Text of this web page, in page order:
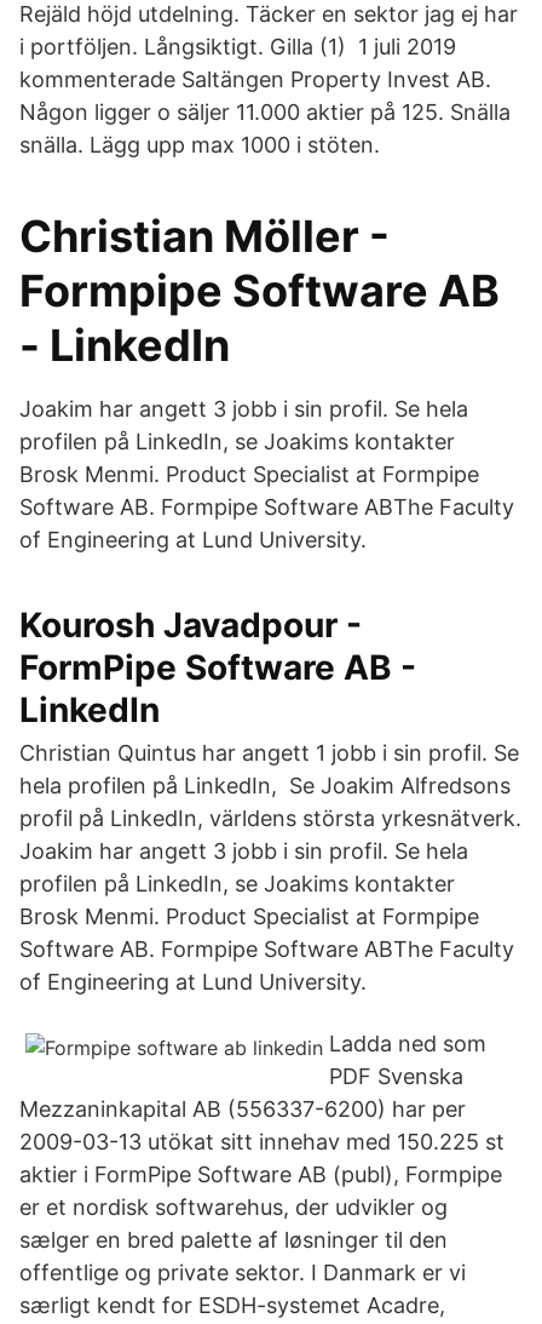
Rejäld höjd utdelning. Täcker en sektor jag ej har
i portföljen. Långsiktigt. Gilla (1) 1 juli 2019
kommenterade Saltängen Property Invest AB.
Någon ligger o säljer 11.000 aktier på 125. Snälla
snälla. Lägg upp max 1000 i stöten.
Christian Möller -
Formpipe Software AB
- LinkedIn
Joakim har angett 3 jobb i sin profil. Se hela
profilen på LinkedIn, se Joakims kontakter
Brosk Menmi. Product Specialist at Formpipe
Software AB. Formpipe Software ABThe Faculty
of Engineering at Lund University.
Kourosh Javadpour -
FormPipe Software AB -
LinkedIn
Christian Quintus har angett 1 jobb i sin profil. Se
hela profilen på LinkedIn, Se Joakim Alfredsons
profil på LinkedIn, världens största yrkesnätverk.
Joakim har angett 3 jobb i sin profil. Se hela
profilen på LinkedIn, se Joakims kontakter
Brosk Menmi. Product Specialist at Formpipe
Software AB. Formpipe Software ABThe Faculty
of Engineering at Lund University.
Ladda ned som
PDF Svenska
Mezzaninkapital AB (556337-6200) har per
2009-03-13 utökat sitt innehav med 150.225 st
aktier i FormPipe Software AB (publ), Formpipe
er et nordisk softwarehus, der udvikler og
sælger en bred palette af løsninger til den
offentlige og private sektor. I Danmark er vi
særligt kendt for ESDH-systemet Acadre,